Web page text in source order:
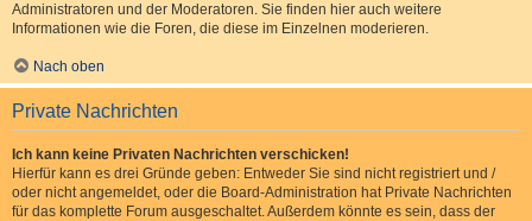
Administratoren und der Moderatoren. Sie finden hier auch weitere
Informationen wie die Foren, die diese im Einzelnen moderieren.
Nach oben
Private Nachrichten
Ich kann keine Privaten Nachrichten verschicken!
Hierfür kann es drei Gründe geben: Entweder Sie sind nicht registriert und /
oder nicht angemeldet, oder die Board-Administration hat Private Nachrichten
für das komplette Forum ausgeschaltet. Außerdem könnte es sein, dass der